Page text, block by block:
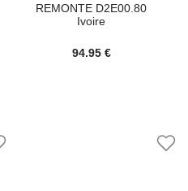
REMONTE D2E00.80
Ivoire
94.95 €